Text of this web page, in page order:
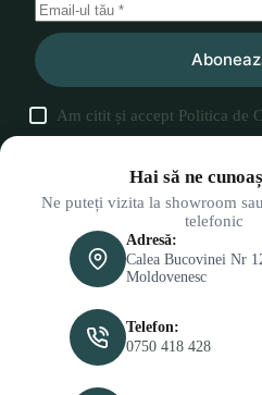
Am citit și accept Politica de
Hai să ne
Ne puteți vizita la showroom
telefonic
Adresă:
Calea Bucovinei Nr
Moldovenesc
Telefon:
0750 418 428